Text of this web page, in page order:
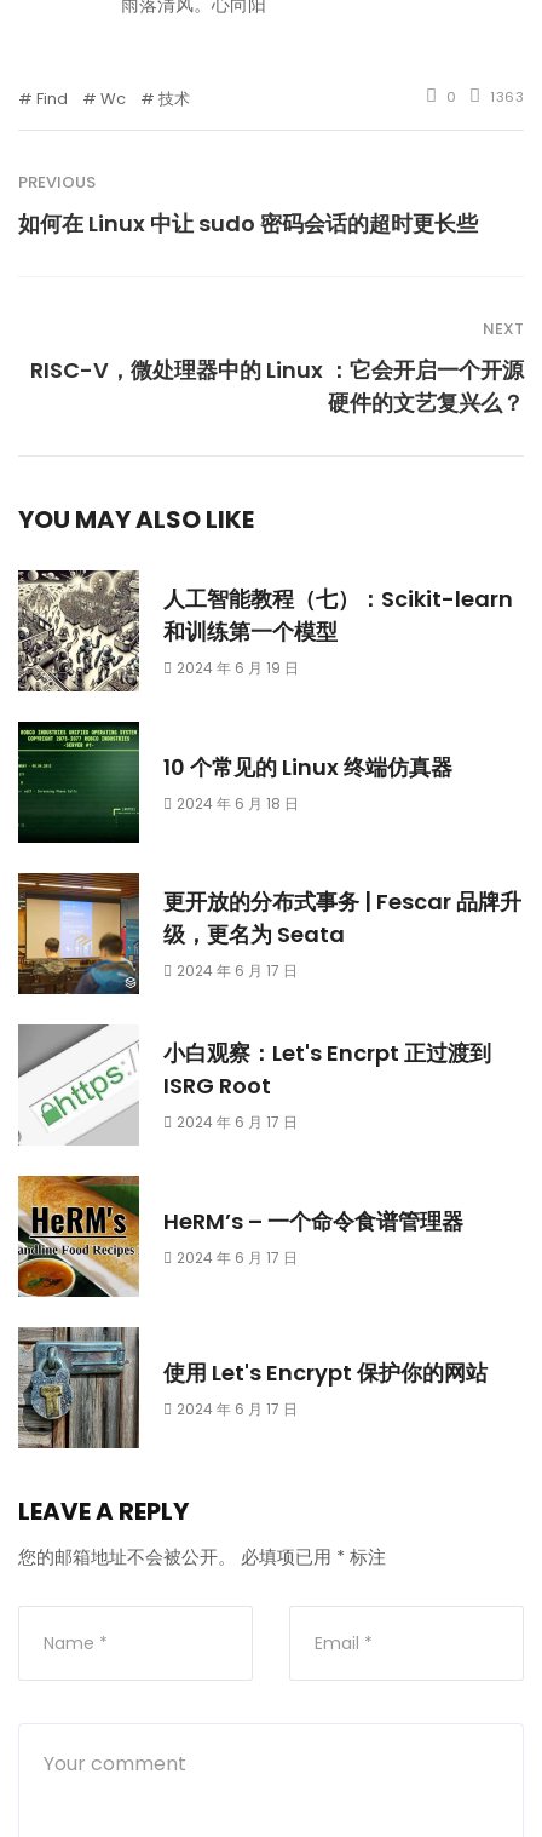
Find Wc 技术 0 1363
PREVIOUS
如何在 Linux 中让 sudo 密码会话的超时更长些
NEXT
RISC-V，微处理器中的 Linux ：它会开启一个开源
硬件的文艺复兴么？
YOU MAY ALSO LIKE
人工智能教程（七）：Scikit-learn
和训练第一个模型
2024 年 6 月 19 日
10 个常见的 Linux 终端仿真器
2024 年 6 月 18 日
更开放的分布式事务 | Fescar 品牌升
级，更名为 Seata
2024 年 6 月 17 日
小白观察：Let's Encrpt 正过渡到
ISRG Root
2024 年 6 月 17 日
HeRM’s – 一个命令食谱管理器
2024 年 6 月 17 日
使用 Let's Encrypt 保护你的网站
2024 年 6 月 17 日
LEAVE A REPLY
您的邮箱地址不会被公开。 必填项已用 * 标注